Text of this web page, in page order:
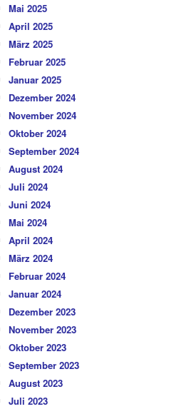
Mai 2025
April 2025
März 2025
Februar 2025
Januar 2025
Dezember 2024
November 2024
Oktober 2024
September 2024
August 2024
Juli 2024
Juni 2024
Mai 2024
April 2024
März 2024
Februar 2024
Januar 2024
Dezember 2023
November 2023
Oktober 2023
September 2023
August 2023
Juli 2023